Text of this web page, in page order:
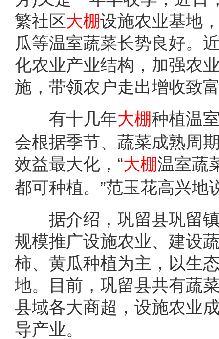
繁社区大棚设施农业基地
瓜等温室蔬菜长势良好。
化农业产业结构，加强农
施，带领农户走出增收致
有十几年大棚种植温
会根据季节、蔬菜成熟周
效益最大化，“大棚温室蔬
都可种植。”范玉花高兴地
据介绍，巩留县巩留镇
规模推广设施农业、建设
柿、黄瓜种植为主，以生
地。目前，巩留县共有蔬
县域各大商超，设施农业
导产业。